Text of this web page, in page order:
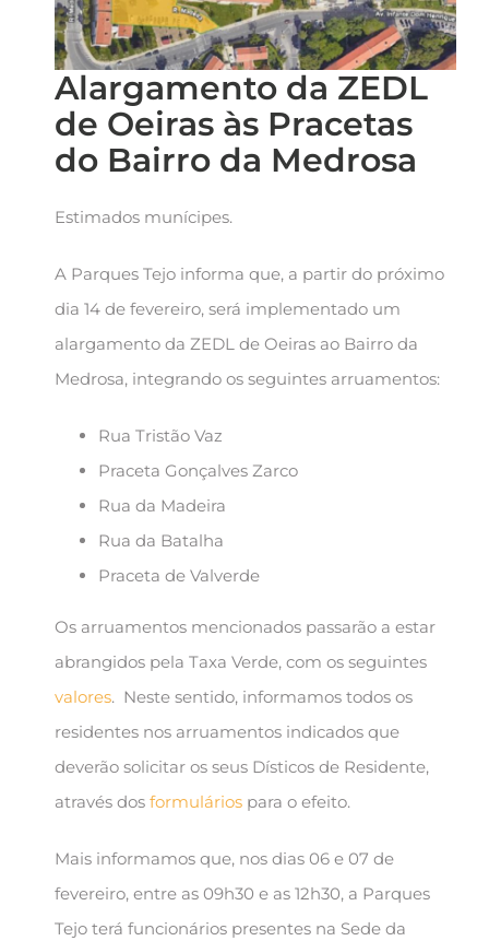
Alargamento da ZEDL
de Oeiras às Pracetas
do Bairro da Medrosa
Estimados munícipes.
A Parques Tejo informa que, a partir do próximo
dia 14 de fevereiro, será implementado um
alargamento da ZEDL de Oeiras ao Bairro da
Medrosa, integrando os seguintes arruamentos:
Rua Tristão Vaz
Praceta Gonçalves Zarco
Rua da Madeira
Rua da Batalha
Praceta de Valverde
Os arruamentos mencionados passarão a estar
abrangidos pela Taxa Verde, com os seguintes
valores. Neste sentido, informamos todos os
residentes nos arruamentos indicados que
deverão solicitar os seus Dísticos de Residente,
através dos formuláriospara o efeito.
Mais informamos que, nos dias 06 e 07 de
fevereiro, entre as 09h30 e as 12h30, a Parques
Tejo terá funcionários presentes na Sede da